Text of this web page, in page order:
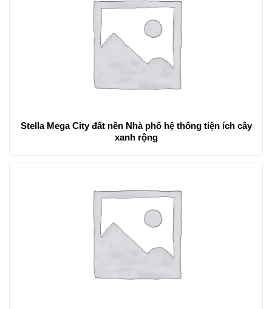
Stella Mega City đất nền Nhà phố hệ thống tiện ích cây
xanh rộng